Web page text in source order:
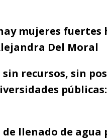
hay mujeres
Del Moral
sin recursos, sin
de llenado de